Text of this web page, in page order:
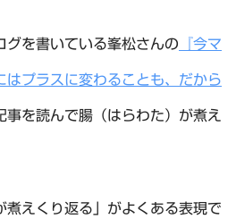
グを書いている峯松さんの 『今マ
はプラスに変わることも、だから
事を読んで腸（はらわた）が煮え
煮えくり返る」がよくある表現で